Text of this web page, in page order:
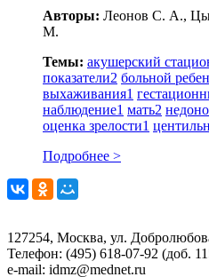
Авторы: Леонов С. А.,
М.
Темы: акушерский
показатели2 больной
выхаживания1
наблюдение1 мать2
оценка зрелости1
Подробнее >
127254, Москва, ул.
Телефон: (495) 618-07-92 (доб.
e-mail: idmz@mednet.ru